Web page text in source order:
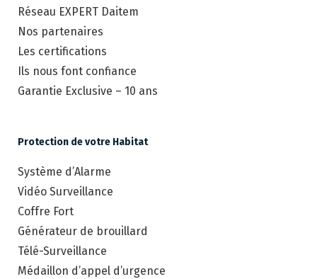
Réseau EXPERT Daitem
Nos partenaires
Les certifications
Ils nous font confiance
Garantie Exclusive – 10 ans
Protection de votre Habitat
Système d’Alarme
Vidéo Surveillance
Coffre Fort
Générateur de brouillard
Télé-Surveillance
Médaillon d’appel d’urgence